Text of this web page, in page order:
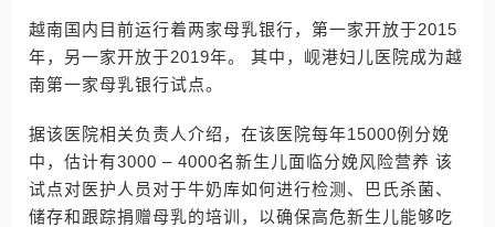
越南国内目前运行着两家母乳银行，第一家开放于2015
年，另一家开放于2019年。 其中，岘港妇儿医院成为越
南第一家母乳银行试点。
据该医院相关负责人介绍，在该医院每年15000例分娩
中，估计有3000 – 4000名新生儿面临分娩风险营养 该
试点对医护人员对于牛奶库如何进行检测、巴氏杀菌、
储存和跟踪捐赠母乳的培训，以确保高危新生儿能够吃